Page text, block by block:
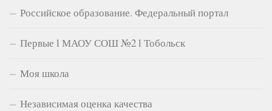
Российское образование. Федеральный портал
Первые l МАОУ СОШ №2 l Тобольск
Моя школа
Независимая оценка качества